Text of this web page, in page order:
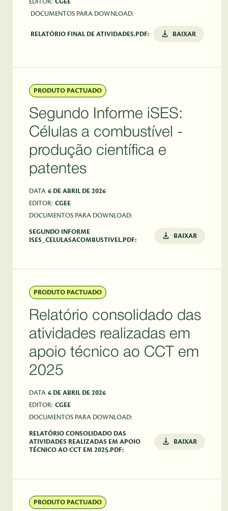
EDITOR: CGEE
DOCUMENTOS PARA DOWNLOAD:
RELATÓRIO FINAL DE ATIVIDADES.PDF: BAIXAR
PRODUTO PACTUADO
Segundo Informe iSES:
Células a combustível -
produção científica e
patentes
DATA 6 DE ABRIL DE 2026
EDITOR: CGEE
DOCUMENTOS PARA DOWNLOAD:
SEGUNDO INFORME
ISES_CELULASACOMBUSTIVEL.PDF:
BAIXAR
PRODUTO PACTUADO
Relatório consolidado das
atividades realizadas em
apoio técnico ao CCT em
2025
DATA 6 DE ABRIL DE 2026
EDITOR: CGEE
DOCUMENTOS PARA DOWNLOAD:
RELATÓRIO CONSOLIDADO DAS
ATIVIDADES REALIZADAS EM APOIO
TÉCNICO AO CCT EM 2025.PDF:
BAIXAR
PRODUTO PACTUADO